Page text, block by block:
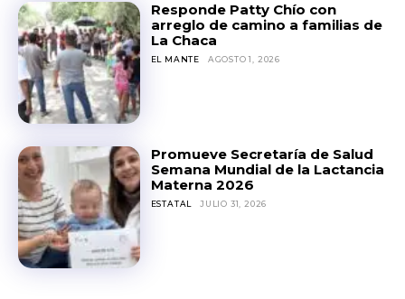
Responde Patty Chío con
arreglo de camino a familias de
La Chaca
EL MANTE AGOSTO 1, 2026
Promueve Secretaría de Salud
Semana Mundial de la Lactancia
Materna 2026
ESTATAL JULIO 31, 2026